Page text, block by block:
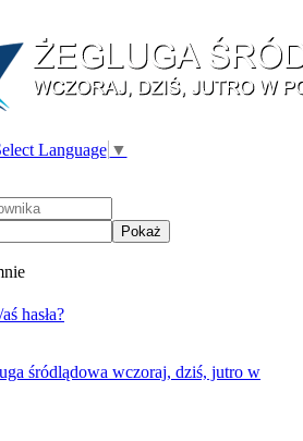
Language ▼
Pokaż
hasła?
śródlądowa wczoraj, dziś, jutro w